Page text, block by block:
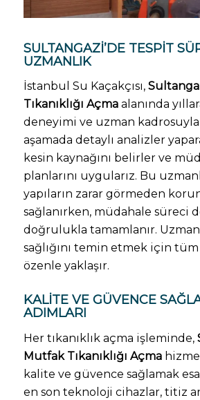
SULTANGAZI’DE TESPIT
UZMANLIK
İstanbul Su Kaçakçısı,
Tıkanıklığı Açmaalanında
deneyimi ve uzman kadrosuyla
aşamada detaylı analizler
kesin kaynağını belirler ve
planlarını uygularız. Bu
yapıların zarar görmeden
sağlanırken, müdahale süreci
doğrulukla tamamlanır.
sağlığını temin etmek için
özenle yaklaşır.
KALITE VE GÜVENCE
ADIMLARI
Her tıkanıklık açma işleminde,
Mutfak Tıkanıklığı Açma
kalite ve güvence sağlamak
en son teknoloji cihazlar, titiz